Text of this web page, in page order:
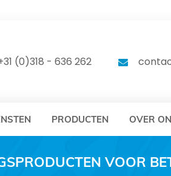
MODELEC
(0)318 - 636 262
PRODUCTEN OVER
VOOR